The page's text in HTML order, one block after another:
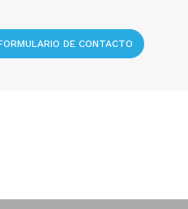
DE CONTACTO